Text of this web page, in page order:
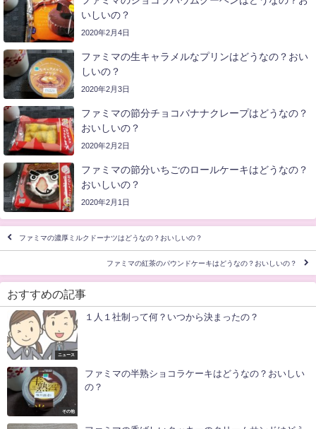
いしいの？
2020年2月4日
ファミマの生キャラメルなプリンはどうなの？おい
しいの？
2020年2月3日
ファミマの節分チョコバナナクレープはどうなの？
おいしいの？
2020年2月2日
ファミマの節分いちごのロールケーキはどうなの？
おいしいの？
2020年2月1日
ファミマの濃厚ミルクドーナツはどうなの？おいしいの？
ファミマの紅茶のパウンドケーキはどうなの？おいしいの？
おすすめの記事
ニュース
１人１社制って何？いつから決まったの？
その他
ファミマの半熟ショコラケーキはどうなの？おいしい
の？